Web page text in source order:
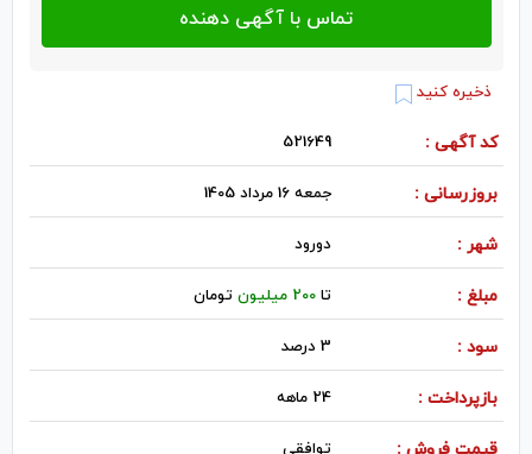
ذخیره کنید
کد آگهی : 521649
بروزرسانی : جمعه 16 مرداد 1405
شهر : دورود
مبلغ : تا200 میلیون تومان
سود : 3 درصد
بازپرداخت : 24 ماهه
توافقی